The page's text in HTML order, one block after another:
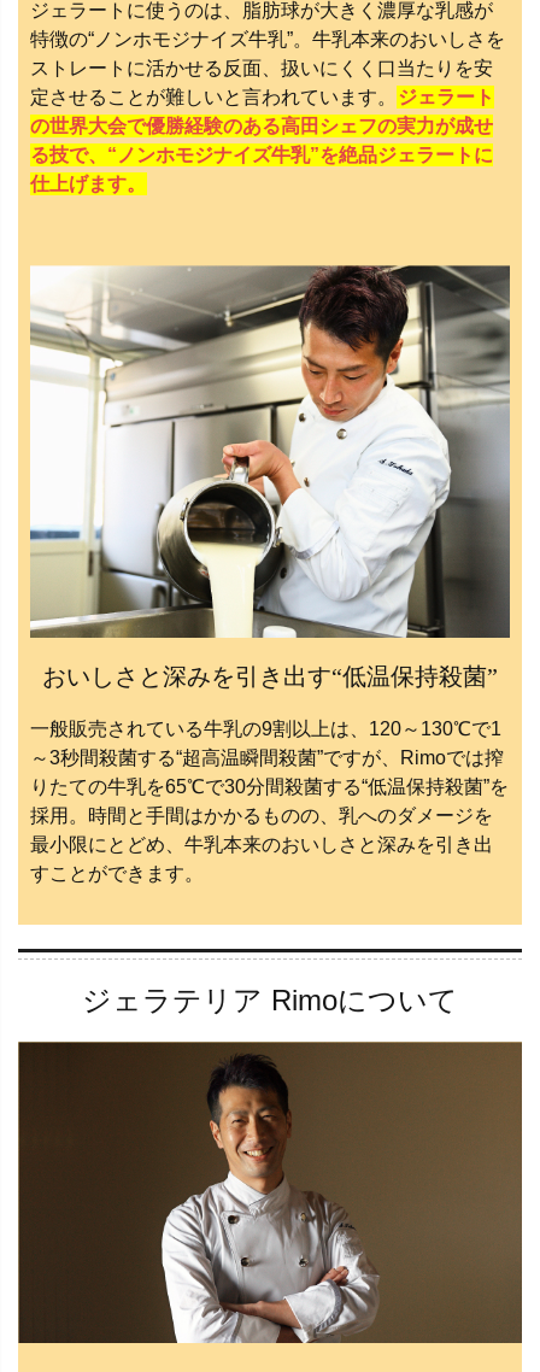
ジェラートに使うのは、脂肪球が大きく濃厚な乳感が
特徴の“ノンホモジナイズ牛乳”。牛乳本来のおいしさを
ストレートに活かせる反面、扱いにくく口当たりを安
定させることが難しいと言われています。
ジェラート
の世界大会で優勝経験のある高田シェフの実力が成せ
る技で、“ノンホモジナイズ牛乳”を絶品ジェラートに
仕上げます。
おいしさと深みを引き出す“低温保持殺菌”
一般販売されている牛乳の9割以上は、120～130℃で1
～3秒間殺菌する“超高温瞬間殺菌”ですが、Rimoでは搾
りたての牛乳を65℃で30分間殺菌する“低温保持殺菌”を
採用。時間と手間はかかるものの、乳へのダメージを
最小限にとどめ、牛乳本来のおいしさと深みを引き出
すことができます。
ジェラテリア Rimoについて